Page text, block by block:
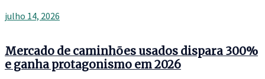
julho 14, 2026
Mercado de caminhões usados dispara 300%
e ganha protagonismo em 2026